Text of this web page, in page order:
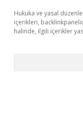
Hukuka ve yasal
içerikleri,
halinde, ilgili içerikler